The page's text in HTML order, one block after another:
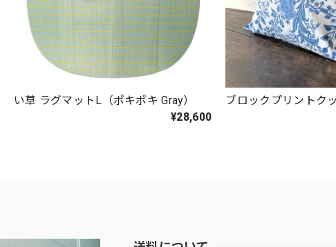
い草 ラグマットL（ポキポキ Gray）
¥28,600
ブロックプリントク